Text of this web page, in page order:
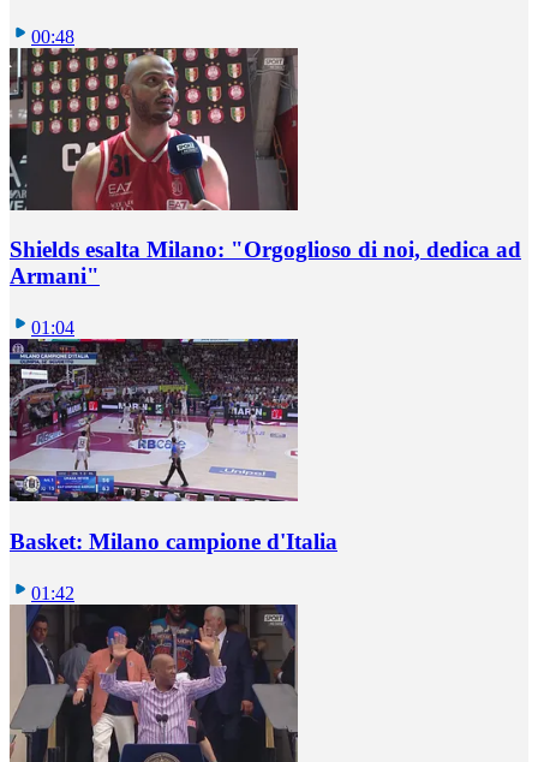
00:48
Shields esalta Milano: "Orgoglioso di noi, dedica ad
Armani"
01:04
Basket: Milano campione d'Italia
01:42